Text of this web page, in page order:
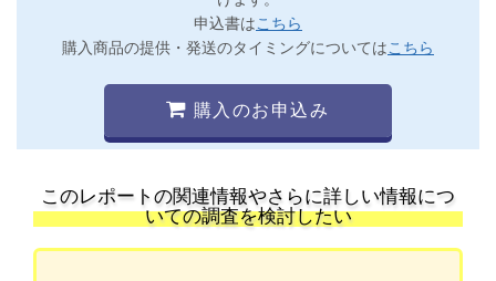
申込書はこちら
購入商品の提供・発送のタイミングについてはこちら
購入のお申込み
このレポートの関連情報やさらに詳しい情報につ
いての調査を検討したい